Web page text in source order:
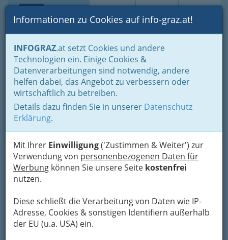
Suche Login Toggle
Informationen zu Cookies auf info-graz.at!
INFOGRAZ.at setzt Cookies und andere
Technologien ein. Einige Cookies &
Datenverarbeitungen sind notwendig, andere
helfen dabei, das Angebot zu verbessern oder
wirtschaftlich zu betreiben.
Details dazu finden Sie in unserer Datenschutz
Erklärung.
Mit Ihrer Einwilligung('Zustimmen & Weiter') zur
Verwendung von personenbezogenen Daten für
Werbung können Sie unsere Seite kostenfrei
nutzen.
Diese schließt die Verarbeitung von Daten wie IP-
Adresse, Cookies & sonstigen Identifiern außerhalb
der EU (u.a. USA) ein.
Home Fotos Alles, was wir fotografiert haben, chronologisch
Alles Liebe - Ursula Strauss -
Duo BartolomeyBittmann -
Orpheum Graz
Previous Next